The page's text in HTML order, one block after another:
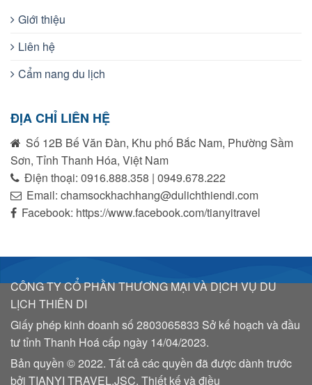
Giới thiệu
Liên hệ
Cẩm nang du lịch
ĐỊA CHỈ LIÊN HỆ
Số 12B Bế Văn Đàn, Khu phố Bắc Nam, Phường Sầm
Sơn, Tỉnh Thanh Hóa, Việt Nam
Điện thoại: 0916.888.358 | 0949.678.222
Email: chamsockhachhang@dulichthiendi.com
Facebook: https://www.facebook.com/tianyitravel
CÔNG TY CỔ PHẦN THƯƠNG MẠI VÀ DỊCH VỤ DU
LỊCH THIÊN DI
Giấy phép kinh doanh số 2803065833 Sở kế hoạch và đầu
tư tỉnh Thanh Hoá cấp ngày 14/04/2023.
Bản quyền © 2022. Tất cả các quyền đã được dành trước
bởi TIANYI TRAVEL.JSC. Thiết kế và điều